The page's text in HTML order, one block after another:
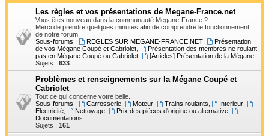
h
Les règles et vos présentations de Megane-France.net
Vous êtes nouveau dans la communauté Megane-France ?
Merci de prendre quelques minutes afin de comprendre le fonctionnement
de notre forum.
Sous-forums :
REGLES SUR MEGANE-FRANCE.NET,
Présentation
de vos Mégane Coupé et Cabriolet
Présentation des membres ne roulant
pas en Mégane Coupé ou Cabriolet
[Articles] Présentation de la Mégane
Sujets : 633
Problèmes et renseignements sur la Mégane Coupé et
Cabriolet
Tout ce qui concerne votre belle.
Sous-forums :
Carrosserie, Moteur, Trains roulants Interieur
Electricité
Nettoyage, Prix des pièces d'origine ou alternative,
Documentations
Sujets : 161